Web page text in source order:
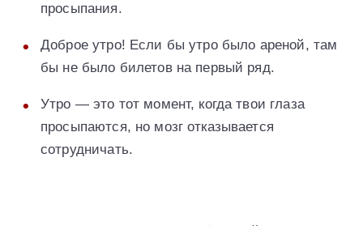
просыпания.
Доброе утро! Если бы утро было ареной, там
бы не было билетов на первый ряд.
Утро — это тот момент, когда твои глаза
просыпаются, но мозг отказывается
сотрудничать.